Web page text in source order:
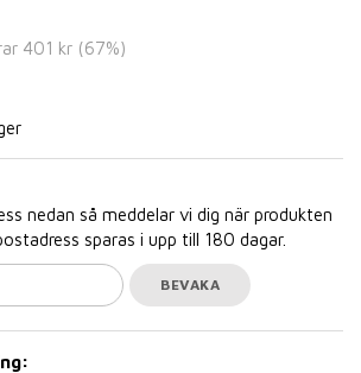
401 kr (67%)
nedan så meddelar vi dig när produkten
sparas i upp till 180 dagar.
BEVAKA